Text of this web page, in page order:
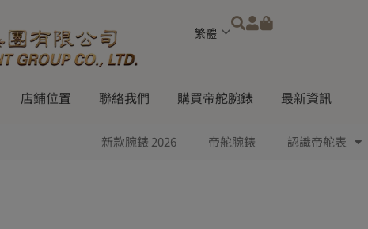
店鋪位置 聯絡我們 購買帝舵腕錶 最新資訊
新款腕錶 2026 帝舵腕錶 認識帝舵表